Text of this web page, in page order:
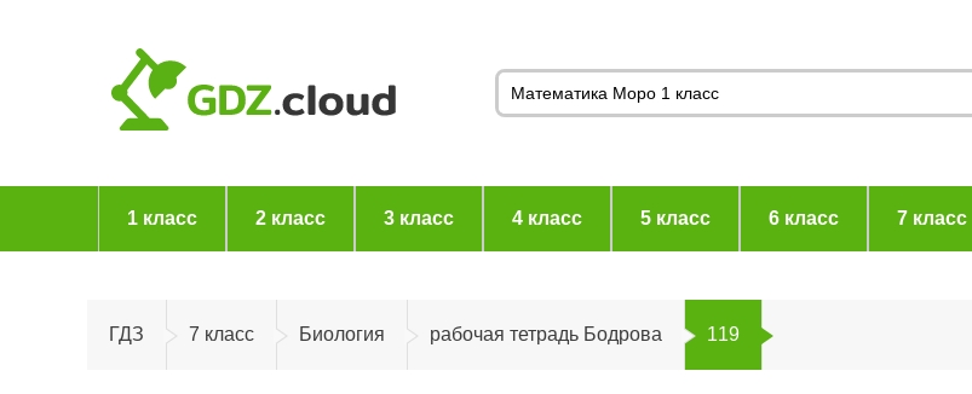
1 класс 2 класс 3 класс 4 класс 5 класс 6 класс 7 класс
ГДЗ 7 класс Биология рабочая тетрадь Бодрова 119